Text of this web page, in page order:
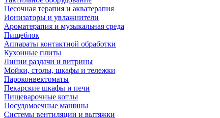
Песочная терапия и акватерапия
Ионизаторы и увлажнители
Ароматерапия и музыкальная среда
Пищеблок
Аппараты контактной обработки
Кухонные плиты
Линии раздачи и витрины
Мойки, столы, шкафы и тележки
Пароконвектоматы
Пекарские шкафы и печи
Пищеварочные котлы
Посудомоечные машины
Системы вентиляции и вытяжки